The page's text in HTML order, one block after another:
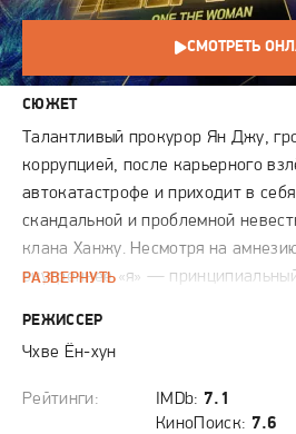
СМОТРЕТЬ
СЮЖЕТ
Талантливый прокурор Ян Джу,
коррупцией, после карьерного
автокатастрофе и приходит в
скандальной и проблемной
клана Ханжу. Несмотря на
внутреннее «я» —
семейных тайн и интриг. Её новую
встреча с Сон Вуком,
конгломерата, который пришёл к
РАЗВЕРНУТЬ
РЕЖИССЕР
Чхве Ён-хун
Рейтинги: IMDb: 7.1
КиноПоиск: 7.6